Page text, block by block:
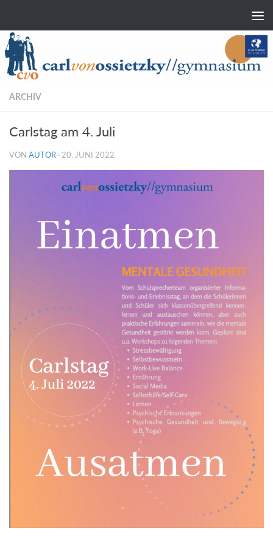
ARCHIV
Carlstag am 4. Juli
VON AUTOR · 20. JUNI 2022